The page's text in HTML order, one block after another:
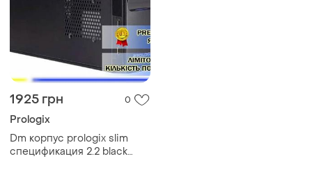
1925 грн 0
Prologix
Dm корпус prologix slim
спецификация 2.2 black